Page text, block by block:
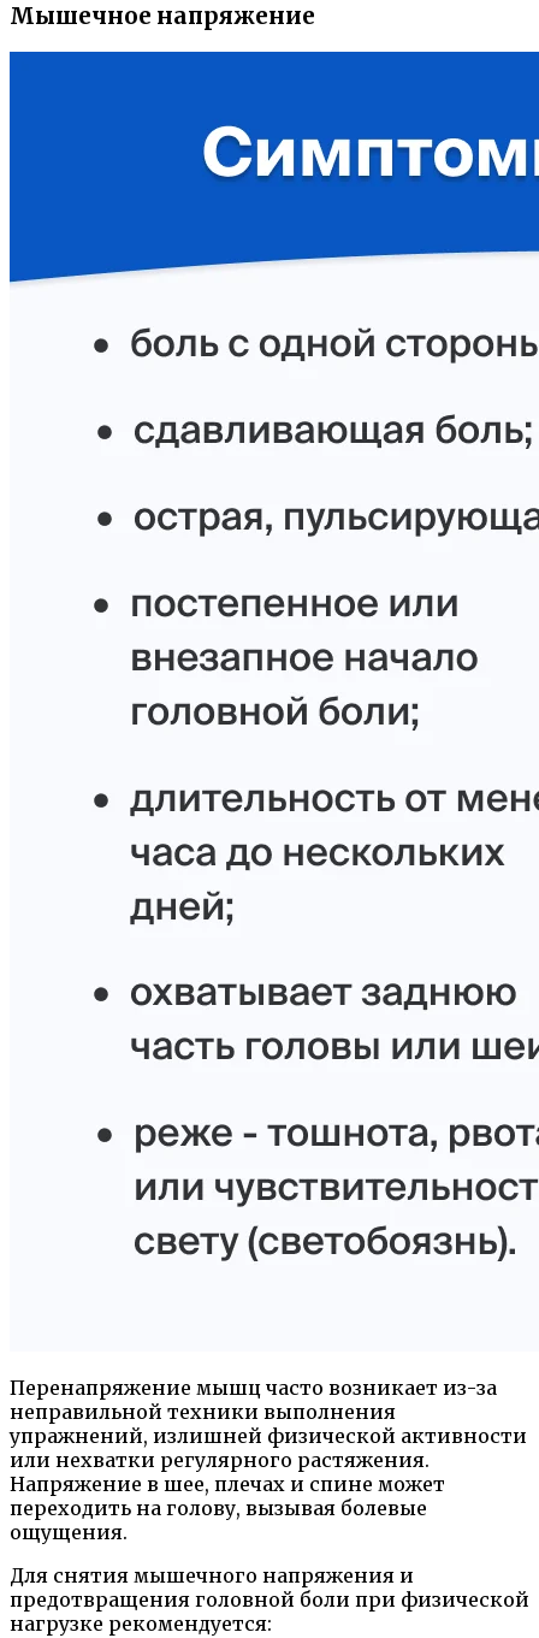
Мышечное напряжение
Перенапряжение мышц часто возникает из-за
неправильной техники выполнения
упражнений, излишней физической активности
или нехватки регулярного растяжения.
Напряжение в шее, плечах и спине может
переходить на голову, вызывая болевые
ощущения.
Для снятия мышечного напряжения и
предотвращения головной боли при физической
нагрузке рекомендуется: